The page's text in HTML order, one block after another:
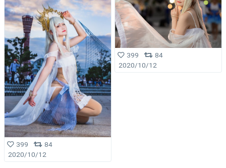
399
84
2020/10/12
399
84
2020/10/12